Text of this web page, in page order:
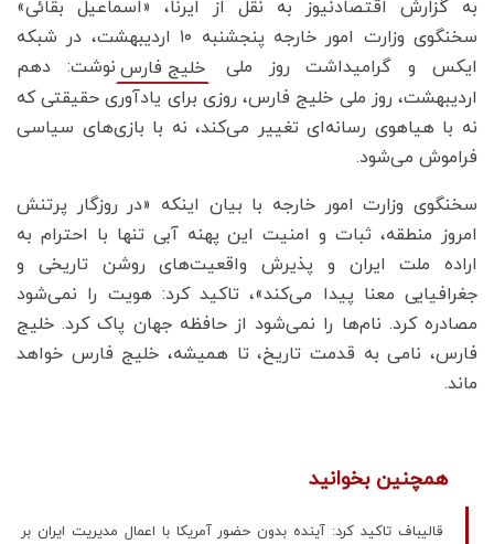
به گزارش اقتصادنیوز به نقل از ایرنا، «اسماعیل بقائی»
سخنگوی وزارت امور خارجه پنجشنبه ۱۰ اردیبهشت، در شبکه
ایکس و گرامیداشت روز ملی
خلیج‌ فارس نوشت: دهم
اردیبهشت، روز ملی خلیج فارس، روزی برای یادآوری حقیقتی که
نه با هیاهوی رسانه‌ای تغییر می‌کند، نه با بازی‌های سیاسی
فراموش می‌شود.
سخنگوی وزارت امور خارجه با بیان اینکه «در روزگار پرتنش
امروز منطقه، ثبات و امنیت این پهنه آبی تنها با احترام به
اراده ملت ایران و پذیرش واقعیت‌های روشن تاریخی و
جغرافیایی معنا پیدا می‌کند»، تاکید کرد: هویت را نمی‌شود
مصادره کرد. نام‌ها را نمی‌شود از حافظه جهان پاک کرد. خلیج
فارس، نامی به قدمت تاریخ، تا همیشه، خلیج فارس خواهد
ماند.
همچنین بخوانید
قالیباف تاکید کرد: آینده بدون حضور آمریکا با اعمال مدیریت ایران بر